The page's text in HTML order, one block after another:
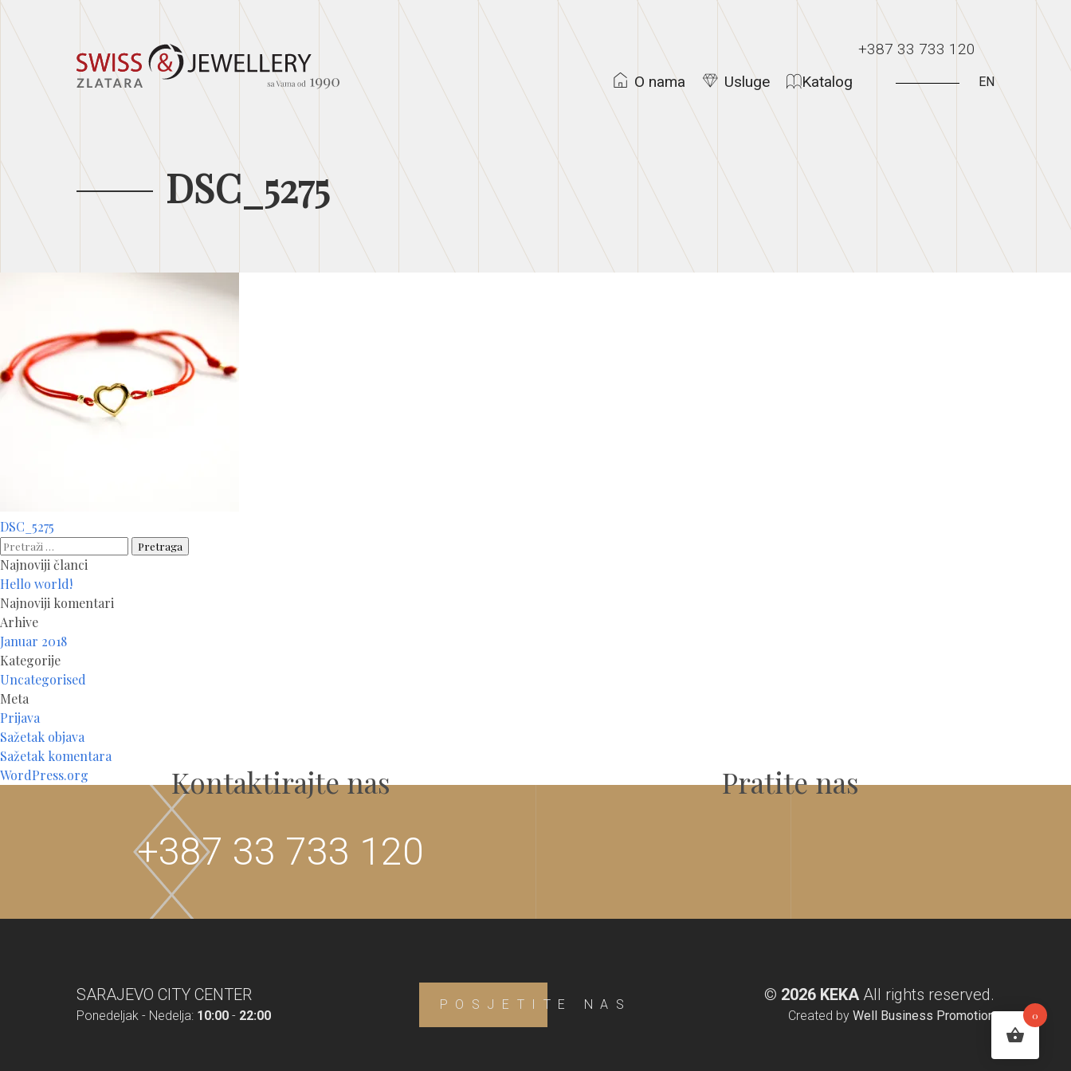
+387 33 733 120
O nama
Usluge Katalog EN
DSC_5275
Navigacija
članaka
DSC_5275
Pretraga:
Najnoviji članci
Hello world!
Najnoviji komentari
Arhive
Januar 2018
Kategorije
Uncategorised
Meta
Prijava
Sažetak objava
Sažetak komentara
WordPress.org
Kontaktirajte nas
+387 33 733 120
Pratite nas
SARAJEVO CITY CENTER
Ponedeljak - Nedelja: 10:00 - 22:00
POSJETITE NAS
© 2026 KEKA All rights reserved.
Created by Well Business Promotion 0